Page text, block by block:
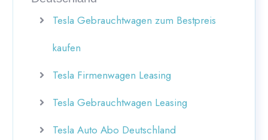
Tesla Gebrauchtwagen zum Bestpreis
kaufen
Tesla Firmenwagen Leasing
Tesla Gebrauchtwagen Leasing
Tesla Auto Abo Deutschland